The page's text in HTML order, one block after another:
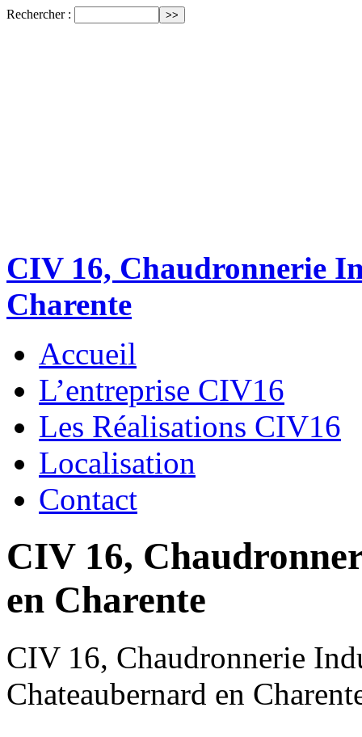
Rechercher :
CIV 16, Chaudronnerie
Charente
Accueil
L’entreprise CIV16
Les Réalisations CIV16
Localisation
Contact
CIV 16,
en Charente
CIV 16, Chaudronnerie
Chateaubernard en